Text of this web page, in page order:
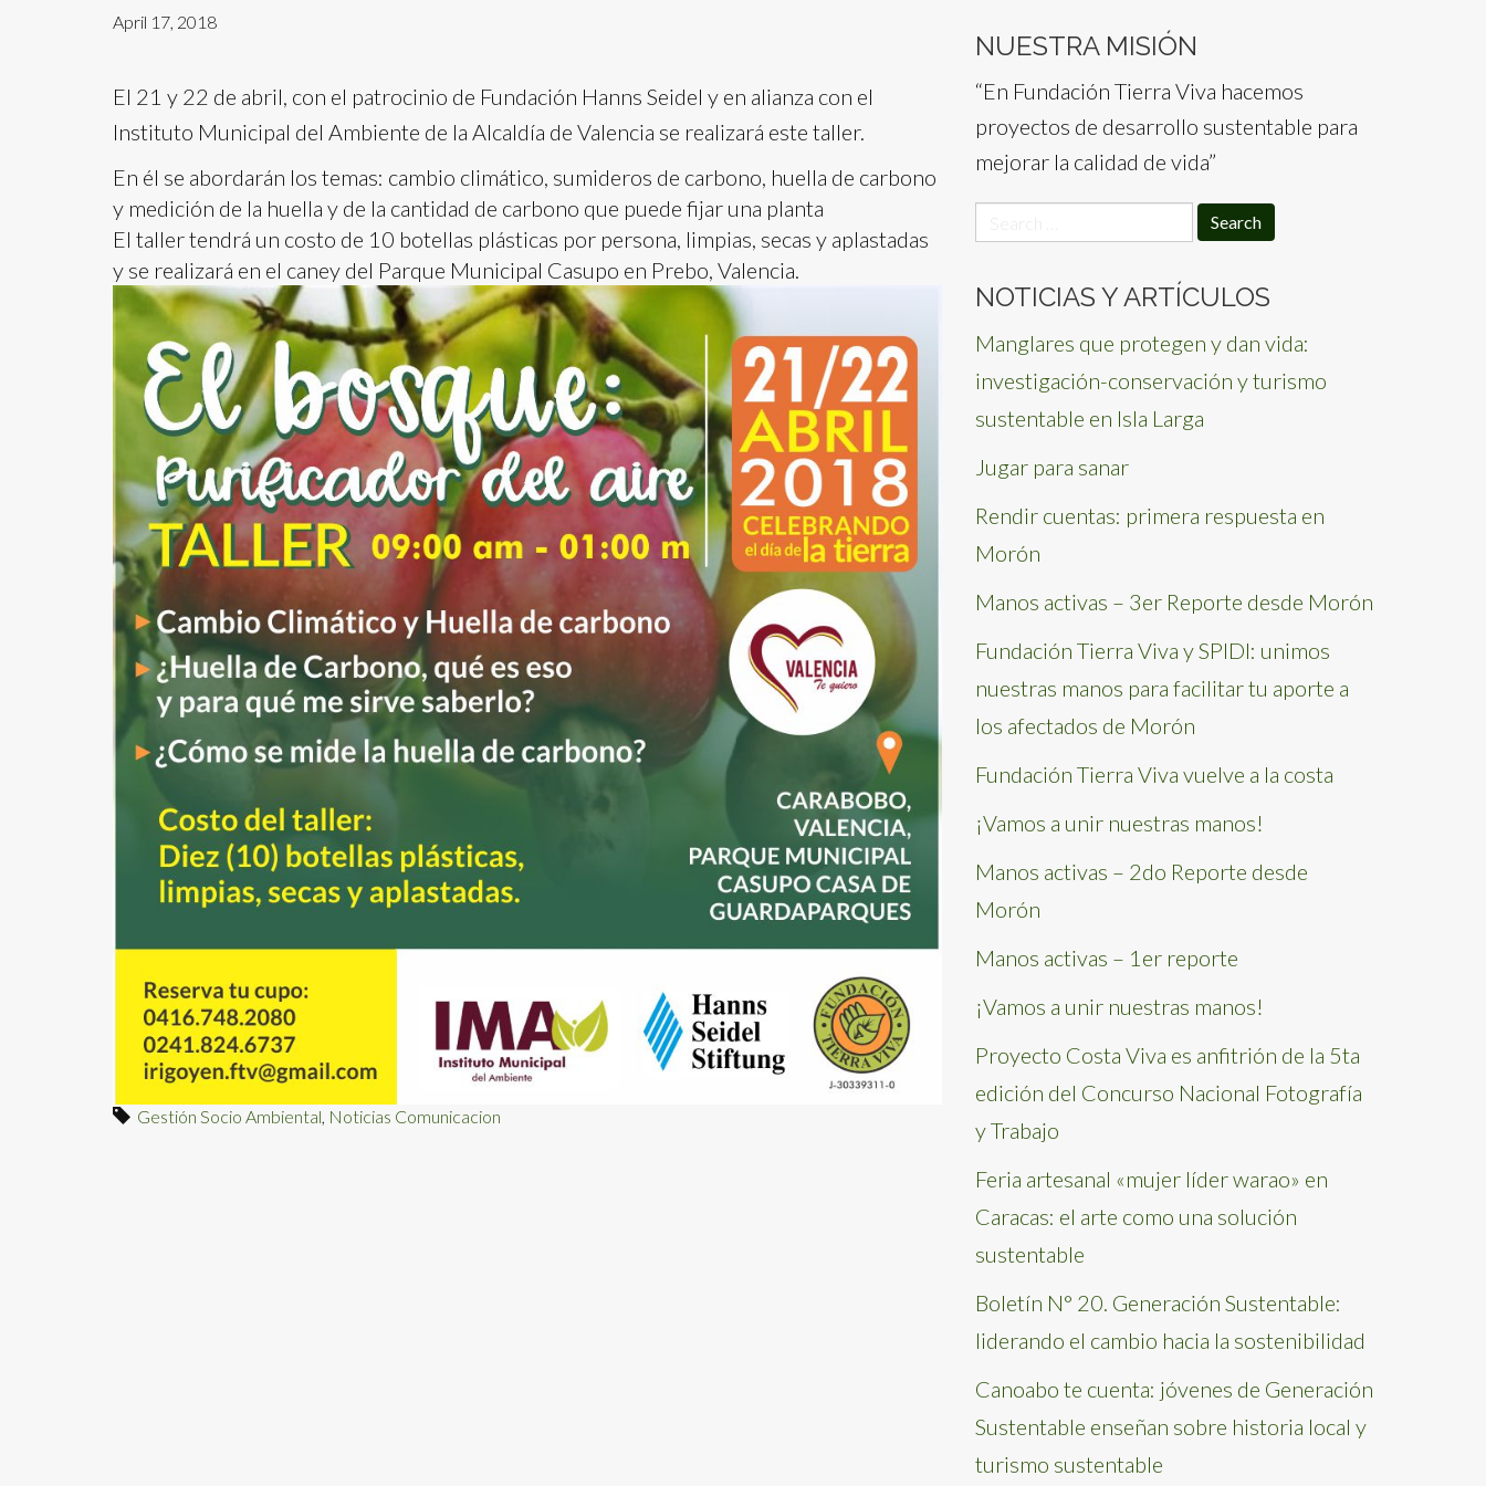
April 17, 2018
El 21 y 22 de abril, con el patrocinio de Fundación Hanns Seidel y en alianza con el
Instituto Municipal del Ambiente de la Alcaldía de Valencia se realizará este taller.
En él se abordarán los temas: cambio climático, sumideros de carbono, huella de carbono
y medición de la huella y de la cantidad de carbono que puede fijar una planta
El taller tendrá un costo de 10 botellas plásticas por persona, limpias, secas y aplastadas
y se realizará en el caney del Parque Municipal Casupo en Prebo, Valencia.
Gestión Socio Ambiental, Noticias Comunicacion
NUESTRA MISIÓN
“En Fundación Tierra Viva hacemos
proyectos de desarrollo sustentable para
mejorar la calidad de vida”
for:
NOTICIAS Y ARTÍCULOS
Manglares que protegen y dan vida:
investigación-conservación y turismo
sustentable en Isla Larga
Jugar para sanar
Rendir cuentas: primera respuesta en
Morón
Manos activas – 3er Reporte desde Morón
Fundación Tierra Viva y SPIDI: unimos
nuestras manos para facilitar tu aporte a
los afectados de Morón
Fundación Tierra Viva vuelve a la costa
¡Vamos a unir nuestras manos!
Manos activas – 2do Reporte desde
Morón
Manos activas – 1er reporte
¡Vamos a unir nuestras manos!
Proyecto Costa Viva es anfitrión de la 5ta
edición del Concurso Nacional Fotografía
y Trabajo
Feria artesanal «mujer líder warao» en
Caracas: el arte como una solución
sustentable
Boletín N° 20. Generación Sustentable:
liderando el cambio hacia la sostenibilidad
Canoabo te cuenta: jóvenes de Generación
Sustentable enseñan sobre historia local y
turismo sustentable